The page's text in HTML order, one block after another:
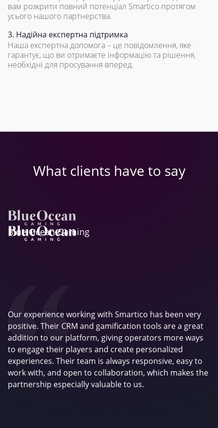
вам розкрити повний потенціал Smartico протягом
усього нашого партнерства.
3. Надійна експертна підтримка
Наша експертна допомога – це повідомлення, яке
гарантує, що ви отримаєте інформацію та рішення,
необхідні для просування вперед.
What clients have to say
Blue Ocean Gaming
Our experience working with Smartico has been very
positive. Their CRM and gamification tools are a great
addition to our platform, giving operators more ways
to engage their players and create personalized
experiences. Their team is always responsive, easy to
work with, and open to collaboration, which makes the
partnership especially valuable to us.